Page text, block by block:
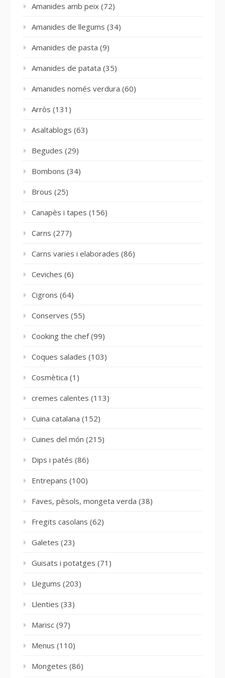
Amanides amb peix (72)
Amanides de llegums (34)
Amanides de pasta (9)
Amanides de patata (35)
Amanides només verdura (60)
Arròs (131)
Asaltablogs (63)
Begudes (29)
Bombons (34)
Brous (25)
Canapès i tapes (156)
Carns (277)
Carns varies i elaborades (86)
Ceviches (6)
Cigrons (64)
Conserves (55)
Cooking the chef(99)
Coques salades (103)
Cosmètica (1)
cremes calentes (113)
Cuina catalana (152)
Cuines del món (215)
Dips i patés (86)
Entrepans (100)
Faves, pèsols, mongeta verda (38)
Fregits casolans (62)
Galetes (23)
Guisats i potatges (71)
Llegums (203)
Llenties (33)
Marisc (97)
Menus (110)
Mongetes (86)